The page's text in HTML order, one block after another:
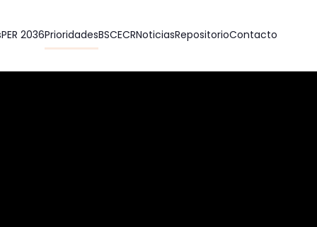
PER 2036PrioridadesBSCECRNoticiasRepositorioContacto